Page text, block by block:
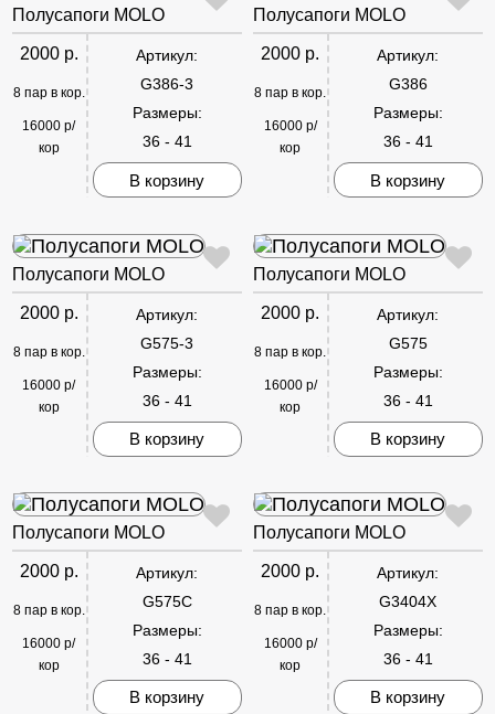
Полусапоги MOLO
2000 р.
8 пар в кор.
16000 р/
кор
Артикул:
G386-3
Размеры:
36 - 41
В корзину
Полусапоги MOLO
2000 р.
8 пар в кор.
16000 р/
кор
Артикул:
G386
Размеры:
36 - 41
В корзину
Полусапоги MOLO
2000 р.
8 пар в кор.
16000 р/
кор
Артикул:
G575-3
Размеры:
36 - 41
В корзину
Полусапоги MOLO
2000 р.
8 пар в кор.
16000 р/
кор
Артикул:
G575
Размеры:
36 - 41
В корзину
Полусапоги MOLO
2000 р.
8 пар в кор.
16000 р/
кор
Артикул:
G575C
Размеры:
36 - 41
В корзину
Полусапоги MOLO
2000 р.
8 пар в кор.
16000 р/
кор
Артикул:
G3404X
Размеры:
36 - 41
В корзину